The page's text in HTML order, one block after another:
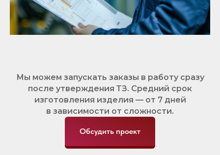
Мы можем запускать заказы в работу сразу
после утверждения ТЗ. Средний срок
изготовления изделия — от 7 дней
в зависимости от сложности.
Обсудить проект